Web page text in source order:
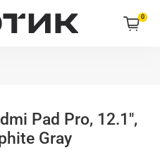
0
Pad Pro, 12.1",
Gray